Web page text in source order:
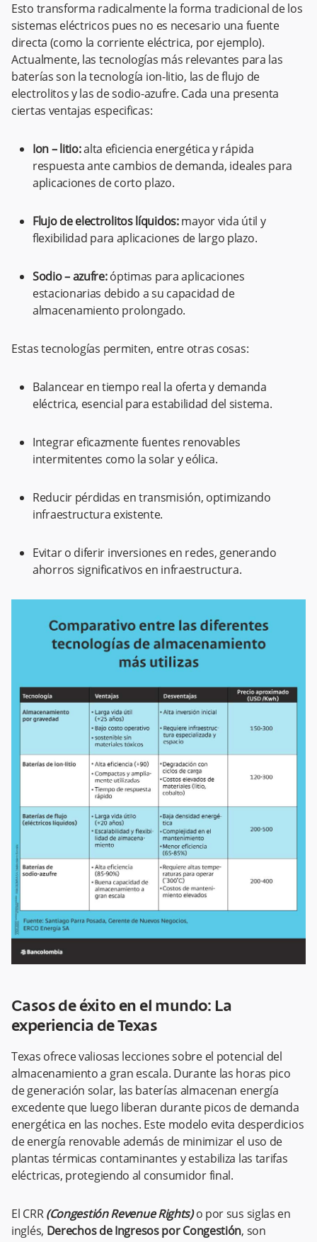
Esto transforma radicalmente la forma tradicional de los
sistemas eléctricos pues no es necesario una fuente
directa (como la corriente eléctrica, por ejemplo).
Actualmente, las tecnologías más relevantes para las
baterías son la tecnología ion-litio, las de flujo de
electrolitos y las de sodio-azufre. Cada una presenta
ciertas ventajas especificas:
Ion – litio:alta eficiencia energética y rápida
respuesta ante cambios de demanda, ideales para
aplicaciones de corto plazo.
Flujo de electrolitos líquidos:mayor vida útil y
flexibilidad para aplicaciones de largo plazo.
Sodio – azufre:óptimas para aplicaciones
estacionarias debido a su capacidad de
almacenamiento prolongado.
Estas tecnologías permiten, entre otras cosas:
Balancear en tiempo real la oferta y demanda
eléctrica, esencial para estabilidad del sistema.
Integrar eficazmente fuentes renovables
intermitentes como la solar y eólica.
Reducir pérdidas en transmisión, optimizando
infraestructura existente.
Evitar o diferir inversiones en redes, generando
ahorros significativos en infraestructura.
Casos de éxito en el mundo: La
experiencia de Texas
Texas ofrece valiosas lecciones sobre el potencial del
almacenamiento a gran escala. Durante las horas pico
de generación solar, las baterías almacenan energía
excedente que luego liberan durante picos de demanda
energética en las noches. Este modelo evita desperdicios
de energía renovable además de minimizar el uso de
plantas térmicas contaminantes y estabiliza las tarifas
eléctricas, protegiendo al consumidor final.
El CRR(Congestión Revenue Rights)o por sus siglas en
inglés, Derechos de Ingresos por Congestión, son